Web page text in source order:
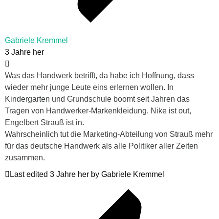
Gabriele Kremmel
3 Jahre her
Was das Handwerk betrifft, da habe ich Hoffnung, dass
wieder mehr junge Leute eins erlernen wollen. In
Kindergarten und Grundschule boomt seit Jahren das
Tragen von Handwerker-Markenkleidung. Nike ist out,
Engelbert Strauß ist in.
Wahrscheinlich tut die Marketing-Abteilung von Strauß mehr
für das deutsche Handwerk als alle Politiker aller Zeiten
zusammen.
Last edited 3 Jahre her by Gabriele Kremmel